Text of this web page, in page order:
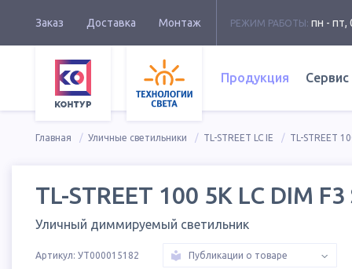
Заказ Доставка Монтаж РЕЖИМ РАБОТЫ: пн - пт,
Продукция Сервис
Главная Уличные светильники TL-STREET LC IE TL-STREET
TL-STREET 100 5K LC DIM F3
Уличный диммируемый светильник
Артикул: УТ000015182 Публикации о товаре